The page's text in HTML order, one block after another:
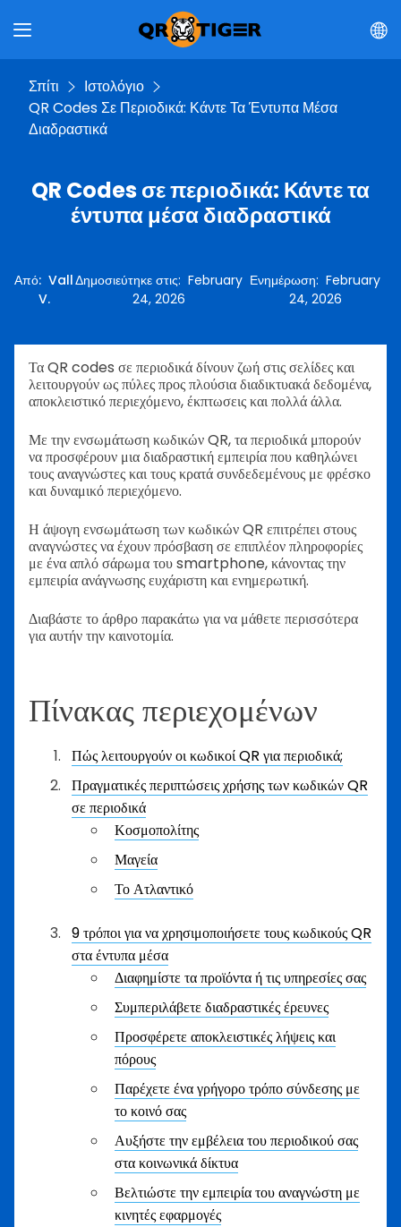
Σπίτι
Ιστολόγιο
QR Codes Σε Περιοδικά: Κάντε Τα Έντυπα Μέσα
Διαδραστικά
QR Codes σε περιοδικά: Κάντε τα
έντυπα μέσα διαδραστικά
Από: Vall
V.
Δημοσιεύτηκε στις: February
24, 2026
Ενημέρωση:February
24, 2026
Τα QR codes σε περιοδικά δίνουν ζωή στις σελίδες και
λειτουργούν ως πύλες προς πλούσια διαδικτυακά δεδομένα,
αποκλειστικό περιεχόμενο, έκπτωσεις και πολλά άλλα.
Με την ενσωμάτωση κωδικών QR, τα περιοδικά μπορούν
να προσφέρουν μια διαδραστική εμπειρία που καθηλώνει
τους αναγνώστες και τους κρατά συνδεδεμένους με φρέσκο
και δυναμικό περιεχόμενο.
Η άψογη ενσωμάτωση των κωδικών QR επιτρέπει στους
αναγνώστες να έχουν πρόσβαση σε επιπλέον πληροφορίες
με ένα απλό σάρωμα του smartphone, κάνοντας την
εμπειρία ανάγνωσης ευχάριστη και ενημερωτική.
Διαβάστε το άρθρο παρακάτω για να μάθετε περισσότερα
για αυτήν την καινοτομία.
Πίνακας περιεχομένων
Πώς λειτουργούν οι κωδικοί QR για περιοδικά;
Πραγματικές περιπτώσεις χρήσης των κωδικών QR
σε περιοδικά
Κοσμοπολίτης
Μαγεία
Το Ατλαντικό
9 τρόποι για να χρησιμοποιήσετε τους κωδικούς QR
στα έντυπα μέσα
Διαφημίστε τα προϊόντα ή τις υπηρεσίες σας
Συμπεριλάβετε διαδραστικές έρευνες
Προσφέρετε αποκλειστικές λήψεις και
πόρους
Παρέχετε ένα γρήγορο τρόπο σύνδεσης με
το κοινό σας
Αυξήστε την εμβέλεια του περιοδικού σας
στα κοινωνικά δίκτυα
Βελτιώστε την εμπειρία του αναγνώστη με
κινητές εφαρμογές